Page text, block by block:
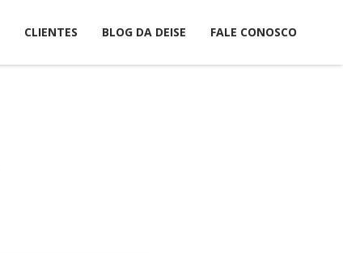
CLIENTES BLOG DA DEISE FALE CONOSCO